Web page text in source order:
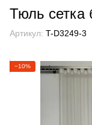
Тюль сетка
Артикул: T-D3249-3
−10%